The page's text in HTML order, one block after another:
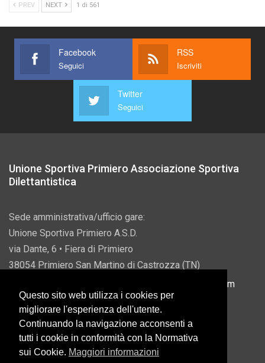
PREV NEXT 1 di 561
Facebook
Seguici
RSS
Iscriviti
Twitter
Seguici
Unione Sportiva Primiero Associazione Sportiva
Dilettantistica
Sede amministrativa/ufficio gare:
Unione Sportiva Primiero A.S.D.
via Dante, 6 • Fiera di Primiero
38054 Primiero San Martino di Castrozza (TN)
info@usprimiero.com
Vantaggi da Pubblica Amministrazione
Questo sito web utilizza i cookies per
migliorare l'esperienza dell'utente.
Continuando la navigazione acconsenti a
tutti i cookie in conformità con la Normativa
sui Cookie. Maggiori informazioni